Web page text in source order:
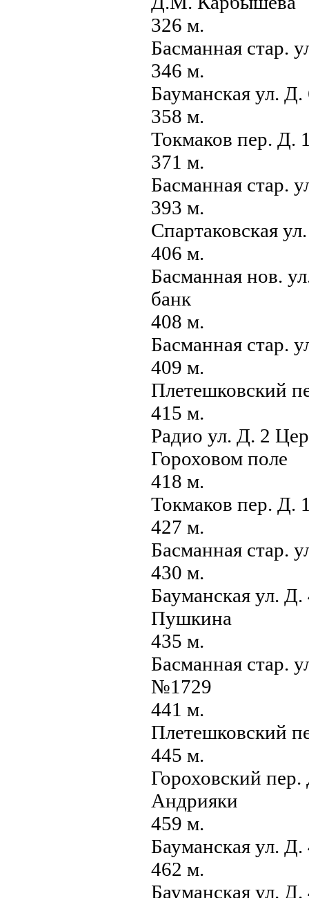
326 м.
Басманная стар.
346 м.
Бауманская ул.
358 м.
Токмаков пер. Д.
371 м.
Басманная стар.
393 м.
Спартаковская
406 м.
Басманная нов.
банк
408 м.
Басманная стар.
409 м.
Плетешковский
415 м.
Радио ул. Д. 2
Гороховом поле
418 м.
Токмаков пер. Д.
427 м.
Басманная стар.
430 м.
Бауманская ул.
Пушкина
435 м.
Басманная стар.
№1729
441 м.
Плетешковский
445 м.
Гороховский
Андрияки
459 м.
Бауманская ул.
462 м.
Бауманская ул.